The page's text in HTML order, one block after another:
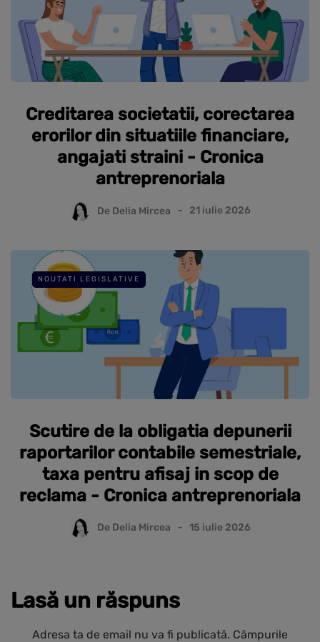
Creditarea societatii, corectarea
erorilor din situatiile financiare,
angajati straini - Cronica
antreprenoriala
De Delia Mircea 21 iulie 2026
NOUTATI LEGISLATIVE
Scutire de la obligatia depunerii
raportarilor contabile semestriale,
taxa pentru afisaj in scop de
reclama - Cronica antreprenoriala
De Delia Mircea 15 iulie 2026
Lasă un răspuns
Adresa ta de email nu va fi publicată. Câmpurile